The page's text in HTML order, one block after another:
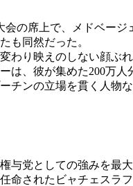
の席上で、メドベー
も同然だった。
り映えのしない顔ぶ
は、彼が集めた200万
チンの立場を貫く人
党としての強みを最
されたビャチェスラフ